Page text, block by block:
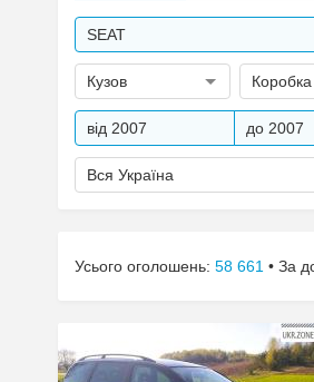
SEAT
Кузов Коробка
від 2007 до 2007
Вся Україна
Усього оголошень: 58 661 • За